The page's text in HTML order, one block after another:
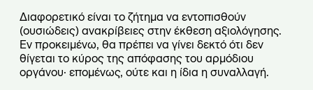
Διαφορετικό είναι το ζήτημα να εντοπισθούν
(ουσιώδεις) ανακρίβειες στην έκθεση αξιολόγησης.
Εν προκειμένω, θα πρέπει να γίνει δεκτό ότι δεν
θίγεται το κύρος της απόφασης του αρμόδιου
οργάνου· επομένως, ούτε και η ίδια η συναλλαγή.